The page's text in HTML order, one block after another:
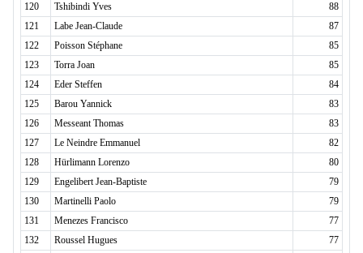
120
Tshibindi Yves
88
121
Labe Jean-Claude
87
122
Poisson Stéphane
85
123
Torra Joan
85
124
Eder Steffen
84
125
Barou Yannick
83
126
Messeant Thomas
83
127
Le Neindre Emmanuel
82
128
Hürlimann Lorenzo
80
129
Engelibert Jean-Baptiste
79
130
Martinelli Paolo
79
131
Menezes Francisco
77
132
Roussel Hugues
77